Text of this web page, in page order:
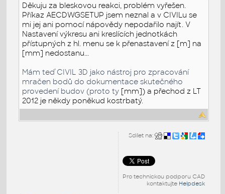
Děkuju za bleskovou reakci, problém vyřešen.
Příkaz AECDWGSETUP jsem neznal a v CIVILu se
mi jej ani pomocí nápovědy nepodařilo najít. V
Nastavení výkresu ani kreslících jednotkách
přístupných z hl. menu se k přenastavení z [m] na
[mm] nedostanu...
Mám teď CIVIL 3D jako nástroj pro zpracování
mračen bodů do dokumentace skutečného
provedení budov (proto ty [mm]) a přechod z LT
2012 je někdy poněkud kostrbatý.
Sdílet na:
Pro technickou podporu CAD
kontaktujte Helpdesk